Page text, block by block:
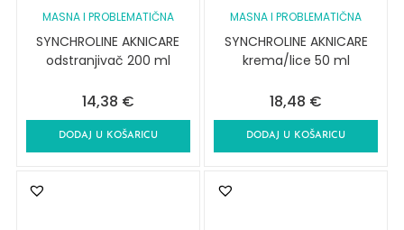
MASNA I PROBLEMATIČNA
SYNCHROLINE AKNICARE
odstranjivač 200 ml
14,38 €
DODAJ U KOŠARICU
MASNA I PROBLEMATIČNA
SYNCHROLINE AKNICARE
krema/lice 50 ml
18,48 €
DODAJ U KOŠARICU